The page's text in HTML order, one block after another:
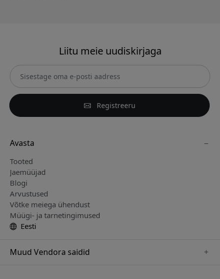
Liitu meie uudiskirjaga
Registreeru
Avasta
Tooted
Jaemüüjad
Blogi
Arvustused
Võtke meiega ühendust
Müügi- ja tarnetingimused
Eesti
Muud Vendora saidid